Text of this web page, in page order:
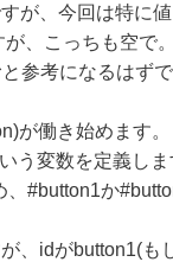
が、今回は特に
、こっちも空で。
参考になるはずで
が働き始めます。
う変数を定義しま
#button1か
、idがbutton1(も